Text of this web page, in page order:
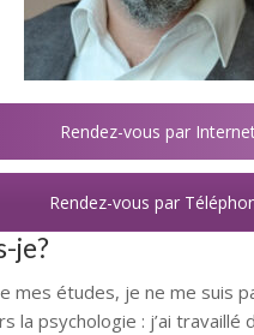
je?
mes études, je ne me suis
la psychologie : j’ai travaillé
Rendez-vous par
Rendez-vous par